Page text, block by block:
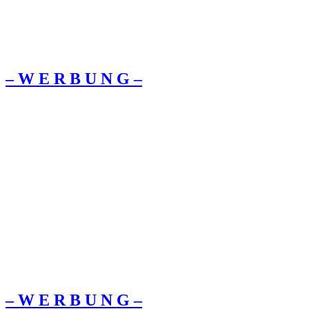
– W Ε R Β U Ν G –
– W Ε R Β U Ν G –